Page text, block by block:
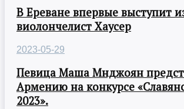
В Ереване впервые выступит
виолончелист Хаусер
2023-05-29
Певица Маша Мнджоян
Армению на конкурсе
2023».